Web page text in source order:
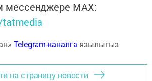
мессенджере MАХ:
Telegram-каналга язылыгыз
на страницу новости